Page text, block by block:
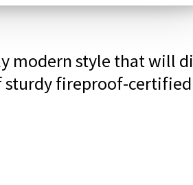
modern style that will
sturdy fireproof-